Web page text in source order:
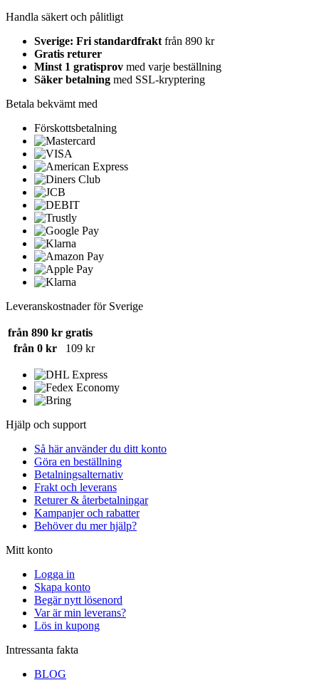
Handla säkert och pålitligt
Sverige: Fri standardfrakt från 890 kr
Gratis returer
Minst 1 gratisprov med varje beställning
Säker betalning med SSL-kryptering
Betala bekvämt med
Förskottsbetalning
Leveranskostnader för Sverige
från 890 kr gratis
från 0 kr
109 kr
Hjälp och support
Så här använder du ditt konto
Göra en beställning
Betalningsalternativ
Frakt och leverans
Returer & återbetalningar
Kampanjer och rabatter
Behöver du mer hjälp?
Mitt konto
Logga in
Skapa konto
Begär nytt lösenord
Var är min leverans?
Lös in kupong
Intressanta fakta
BLOG